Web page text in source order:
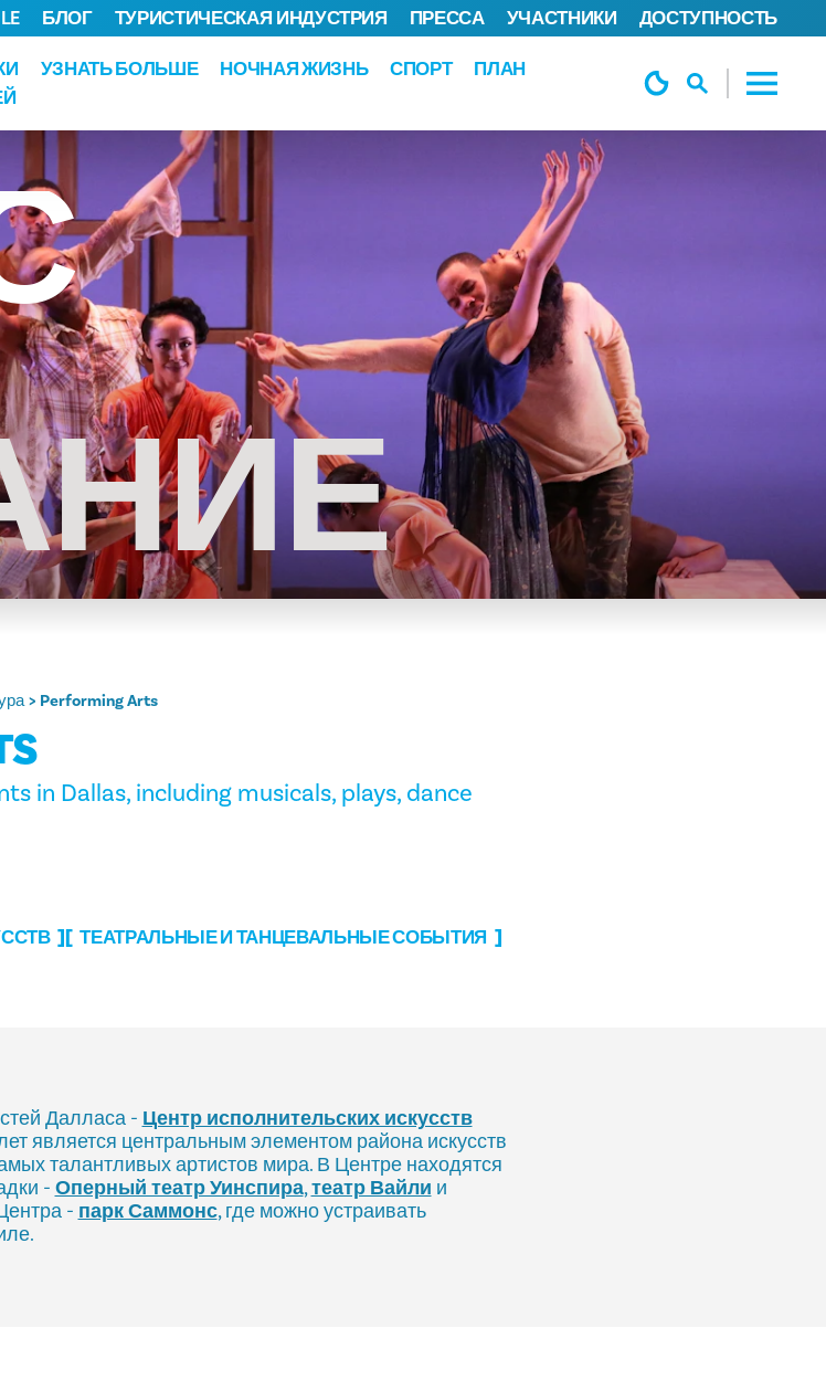
УЗНАТЬ БОЛЬШЕ НОЧНАЯ ЖИЗНЬ СПОРТ
ПЛАН
БЛОГ ТУРИСТИЧЕСКАЯ ИНДУСТРИЯ ПРЕССА УЧАСТНИКИ ДОСТУПНОСТЬ
Performing Arts
in Dallas, including musicals, plays, dance
ТЕАТРАЛЬНЫЕ И ТАНЦЕВАЛЬНЫЕ СОБЫТИЯ
Далласа - Центр исполнительских искусств
является центральным элементом района искусств
талантливых артистов мира. В Центре находятся
- Оперный театр Уинспира,театр Вайли и
- парк Саммонс, где можно устраивать